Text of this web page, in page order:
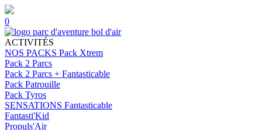
0
ACTIVITÉS
NOS PACKS Pack Xtrem
Pack 2 Parcs
Pack 2 Parcs + Fantasticable
Pack Patrouille
Pack Tyros
SENSATIONS Fantasticable
Fantasti'Kid
Propuls'Air